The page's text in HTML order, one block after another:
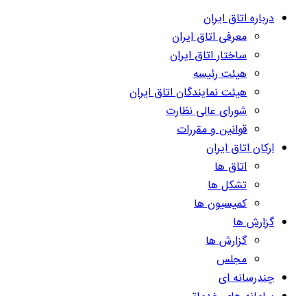
درباره اتاق ایران
معرفی اتاق ایران
ساختار اتاق ایران
هیئت رئیسه
هیئت نمایندگان اتاق ایران
شورای عالی نظارت
قوانین و مقررات
ارکان اتاق ایران
اتاق ها
تشکل ها
کمیسیون ها
گزارش ها
گزارش ها
مجلس
چندرسانه ای